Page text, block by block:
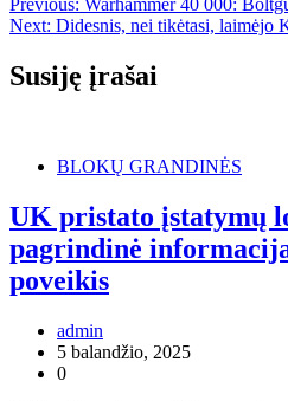
Next: Didesnis, nei tikėtasi, laimėjo
Susiję įrašai
BLOKŲ GRANDINĖS
UK pristato įstatymų
pagrindinė
poveikis
admin
5 balandžio, 2025
0